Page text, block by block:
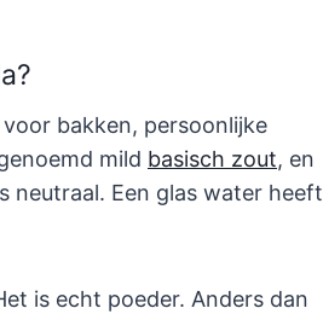
bakken, persoonlijke
mild basisch zout, en
neutraal. Een glas water heeft
is echt poeder. Anders dan